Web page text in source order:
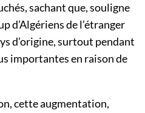
sachant que, souligne
d’Algériens de l’étranger
d’origine, surtout pendant
importantes en raison de
cette augmentation,